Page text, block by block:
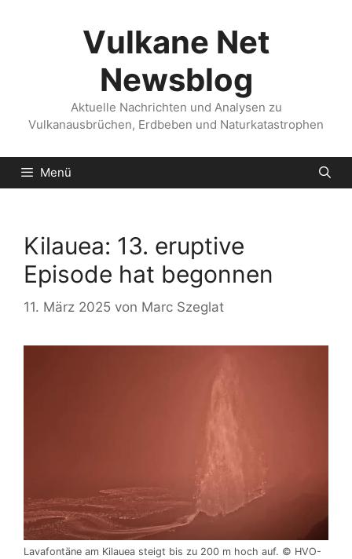
Vulkane Net
Newsblog
Aktuelle Nachrichten und Analysen zu
Vulkanausbrüchen, Erdbeben und Naturkatastrophen
Menü
Kilauea: 13. eruptive
Episode hat begonnen
11. März 2025 von Marc Szeglat
Lavafontäne am Kilauea steigt bis zu 200 m hoch auf. © HVO-